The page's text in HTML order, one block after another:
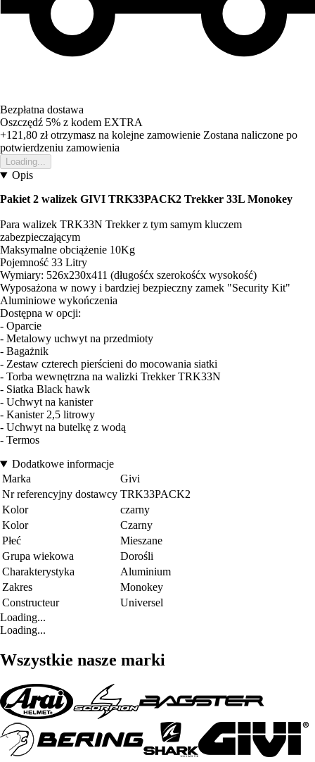
Bezpłatna dostawa
Oszczędź 5% z kodem EXTRA
+121,80 złotrzymasz na kolejne zamowienie Zostana naliczone po
potwierdzeniu zamowienia
Loading...
Opis
Pakiet 2 walizek GIVI TRK33PACK2 Trekker 33L Monokey
Para walizek TRK33N Trekker z tym samym kluczem
zabezpieczającym
Maksymalne obciążenie 10Kg
Pojemność 33 Litry
Wymiary: 526x230x411 (długośćx szerokośćx wysokość)
Wyposażona w nowy i bardziej bezpieczny zamek "Security Kit"
Aluminiowe wykończenia
Dostępna w opcji:
- Oparcie
- Metalowy uchwyt na przedmioty
- Bagażnik
- Zestaw czterech pierścieni do mocowania siatki
- Torba wewnętrzna na walizki Trekker TRK33N
- Siatka Black hawk
- Uchwyt na kanister
- Kanister 2,5 litrowy
- Uchwyt na butelkę z wodą
- Termos
Dodatkowe informacje
Marka
Givi
Nr referencyjny dostawcy TRK33PACK2
Kolor
czarny
Kolor
Czarny
Płeć
Mieszane
Grupa wiekowa
Dorośli
Charakterystyka
Aluminium
Zakres
Monokey
Constructeur
Universel
Loading...
Loading...
Wszystkie nasze marki